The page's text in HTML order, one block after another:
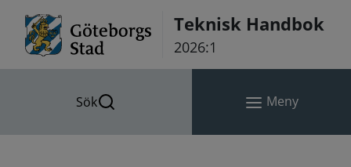
Teknisk Handbok
2026:1
Sök Meny